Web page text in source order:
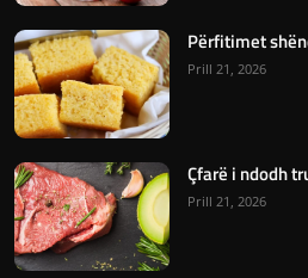
Përfitimet
Prill 21, 2026
Çfarë i ndodh
Prill 21, 2026